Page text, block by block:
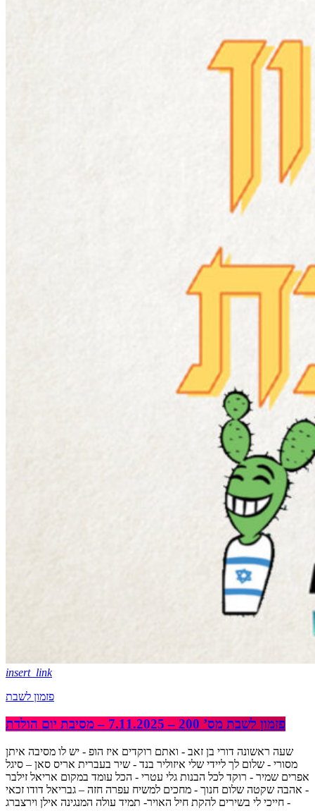
insert_link
פזמון לשבת
פזמון לשבת מס’ 200 – 7.11.2025 – מסיבת יום הולדת
שעה ראשונה דורי בן זאב - ואתם רוקדים איז הופ - יש לו מסיבה איתן
מסורי - שלום לך ליידי שלי איזוליר בנד - שיר בעברית אריס סאן – סיגל
אפרים שמיר - רוקד לכל הבנות גלי עטרי - הכל עומד במקום אריאל זילבר
- אהבה שקטה שלום חנוך - מחכים למשיח עפרה חזה – גבריאל דודו זכאי
- חייכי לי בשירים להקת חיל האויר- תמיד עולה המנגינה אילן וירצברג